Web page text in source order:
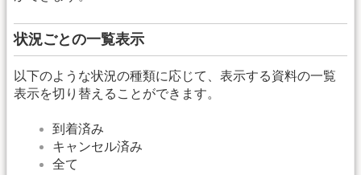
状況ごとの一覧表示
以下のような状況の種類に応じて、表示する資料の一覧
表示を切り替えることができます。
到着済み
キャンセル済み
全て